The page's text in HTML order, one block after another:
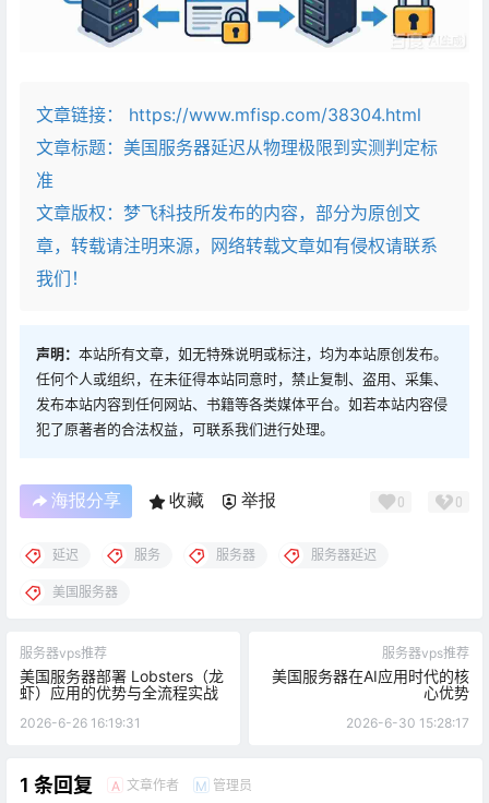
文章链接：
https://www.mfisp.com/38304.html
文章标题： 美国服务器延迟从物理极限到实测判定标
准
文章版权：梦飞科技所发布的内容，部分为原创文
章，转载请注明来源，网络转载文章如有侵权请联系
我们！
声明： 本站所有文章，如无特殊说明或标注，均为本站原创发布。
任何个人或组织，在未征得本站同意时，禁止复制、盗用、采集、
发布本站内容到任何网站、书籍等各类媒体平台。如若本站内容侵
犯了原著者的合法权益，可联系我们进行处理。
海报分享 收藏 举报 0 0
延迟 服务 服务器 服务器延迟
美国服务器
服务器vps推荐
美国服务器部署 Lobsters（龙
虾）应用的优势与全流程实战
2026-6-26 16:19:31
服务器vps推荐
美国服务器在AI应用时代的核
心优势
2026-6-30 15:28:17
1 条回复 A 文章作者 M 管理员